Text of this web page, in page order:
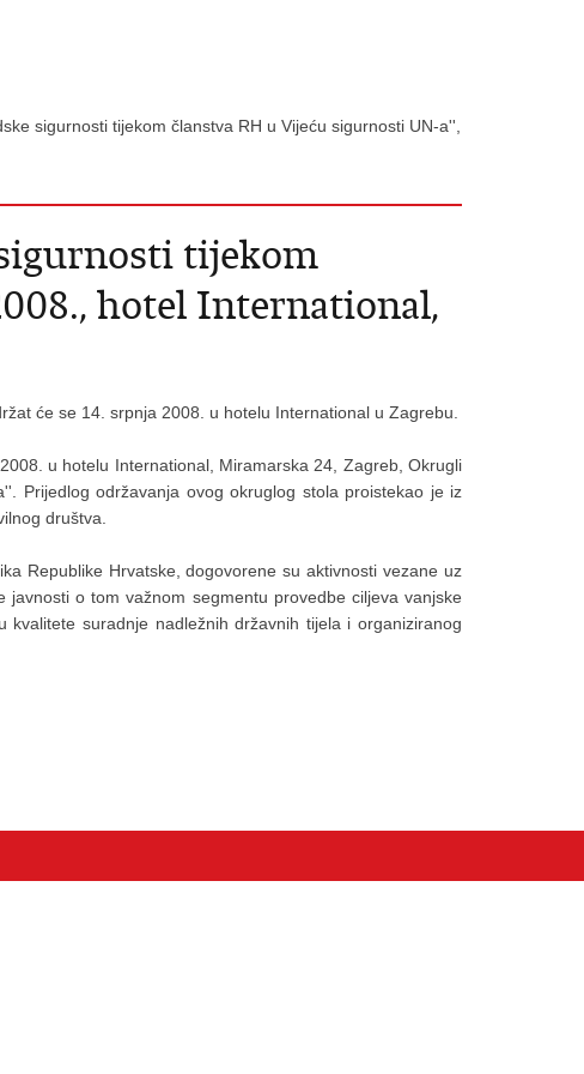
sigurnosti tijekom članstva RH u Vijeću sigurnosti UN-a'',
tijekom
hotel International,
će se 14. srpnja 2008. u hotelu International u Zagrebu.
u hotelu International, Miramarska 24, Zagreb, Okrugli
Prijedlog održavanja ovog okruglog stola proistekao je iz
društva.
Republike Hrvatske, dogovorene su aktivnosti vezane uz
o tom važnom segmentu provedbe ciljeva vanjske
suradnje nadležnih državnih tijela i organiziranog